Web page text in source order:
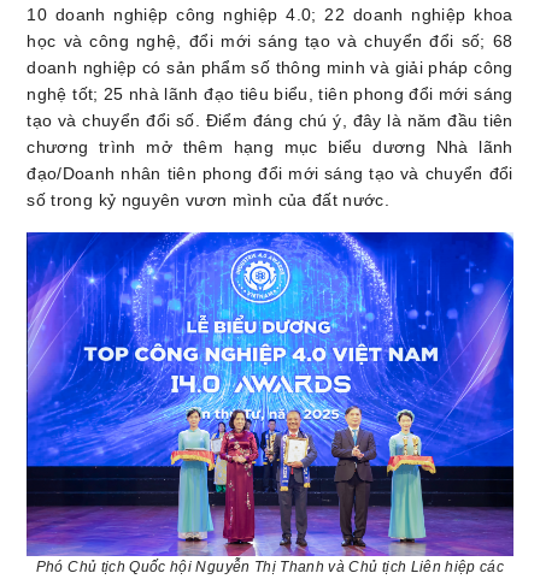
10 doanh nghiệp công nghiệp 4.0; 22 doanh nghiệp khoa
học và công nghệ, đổi mới sáng tạo và chuyển đổi số; 68
doanh nghiệp có sản phẩm số thông minh và giải pháp công
nghệ tốt; 25 nhà lãnh đạo tiêu biểu, tiên phong đổi mới sáng
tạo và chuyển đổi số. Điểm đáng chú ý, đây là năm đầu tiên
chương trình mở thêm hạng mục biểu dương Nhà lãnh
đạo/Doanh nhân tiên phong đổi mới sáng tạo và chuyển đổi
số trong kỷ nguyên vươn mình của đất nước.
Phó Chủ tịch Quốc hội Nguyễn Thị Thanh và Chủ tịch Liên hiệp các